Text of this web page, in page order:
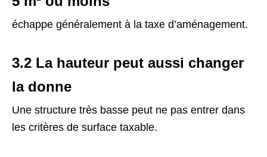
échappe généralement à la taxe d’aménagement.
3.2 La hauteur peut aussi changer
la donne
Une structure très basse peut ne pas entrer dans
les critères de surface taxable.